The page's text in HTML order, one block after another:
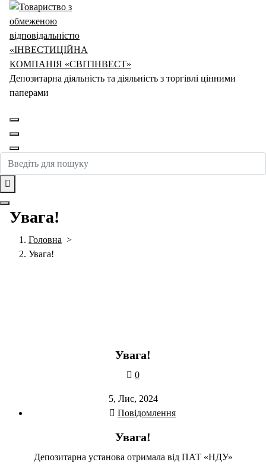
Перейти
контенту
Депозитарна діяльність та діяльність з торгівлі цінними
паперами
Увага!
Головна >
Увага!
Увага!
0
5, Лис, 2024
Повідомлення
Увага!
Депозитарна установа отримала від ПАТ «НДУ»